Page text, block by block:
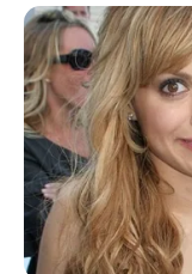
En cas de non-
ordre de
15 FAKIR DU
8 HAPPY